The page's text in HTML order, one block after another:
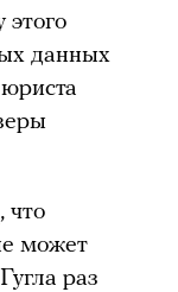
этого
данных
, что
может
раз